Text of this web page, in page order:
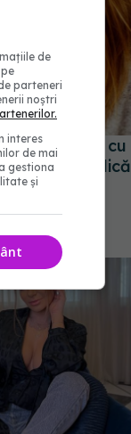
problemele cu
Dorin explică
de
parteneri
noștri
interes
de mai
gestiona
și